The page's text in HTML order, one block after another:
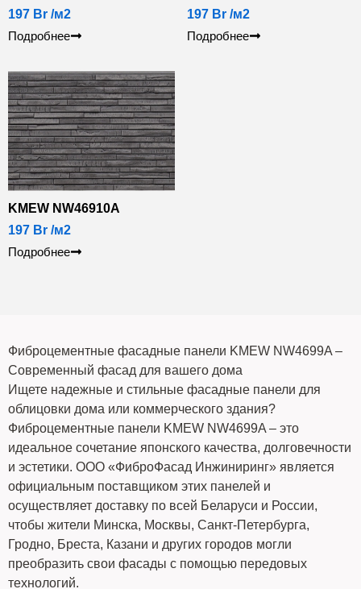
197 Br /м2
Подробнее
197 Br/м2
Подробнее
KMEW NW46910A
197 Br /м2
Подробнее
Фиброцементные фасадные панели KMEW NW4699A –
Современный фасад для вашего дома
Ищете надежные и стильные фасадные панели для
облицовки дома или коммерческого здания?
Фиброцементные панели KMEW NW4699A – это
идеальное сочетание японского качества, долговечности
и эстетики. ООО «ФиброФасад Инжиниринг» является
официальным поставщиком этих панелей и
осуществляет доставку по всей Беларуси и России,
чтобы жители Минска, Москвы, Санкт-Петербурга,
Гродно, Бреста, Казани и других городов могли
преобразить свои фасады с помощью передовых
технологий.